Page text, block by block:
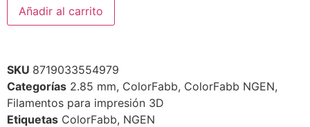
Añadir al carrito
SKU 8719033554979
Categorías 2.85 mm, ColorFabb, ColorFabb NGEN,
Filamentos para impresión 3D
Etiquetas ColorFabb, NGEN